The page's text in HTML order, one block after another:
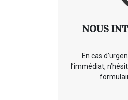
NOUS
En cas
l’immédiat,